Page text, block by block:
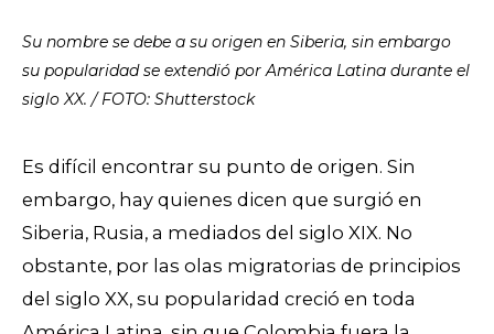
Su nombre se debe a su origen en Siberia, sin embargo
su popularidad se extendió por América Latina durante el
siglo XX. / FOTO: Shutterstock
Es difícil encontrar su punto de origen. Sin
embargo, hay quienes dicen que surgió en
Siberia, Rusia, a mediados del siglo XIX. No
obstante, por las olas migratorias de principios
del siglo XX, su popularidad creció en toda